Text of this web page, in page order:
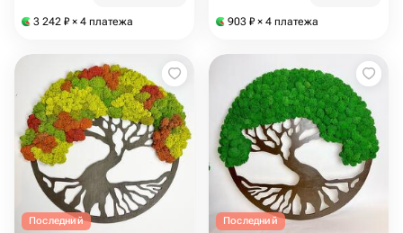
3 242 ₽ × 4 платежа 903 ₽ × 4 платежа
Последний Последний